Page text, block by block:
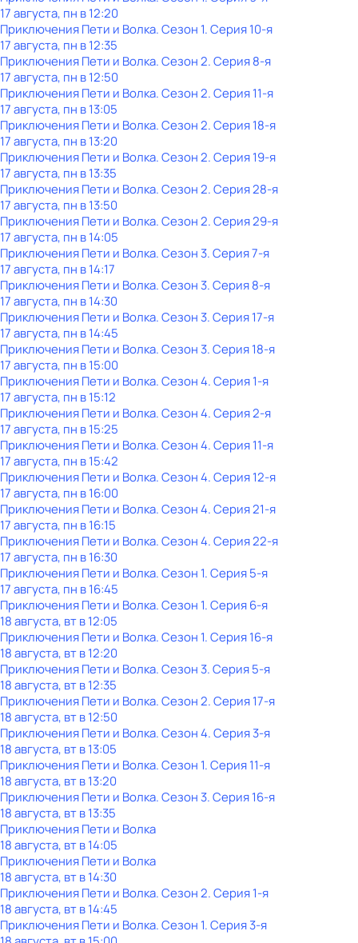
17 августа, пн в 12:20
Приключения Пети и Волка. Сезон 1. Серия 10-я
17 августа, пн в 12:35
Приключения Пети и Волка. Сезон 2. Серия 8-я
17 августа, пн в 12:50
Приключения Пети и Волка. Сезон 2. Серия 11-я
17 августа, пн в 13:05
Приключения Пети и Волка. Сезон 2. Серия 18-я
17 августа, пн в 13:20
Приключения Пети и Волка. Сезон 2. Серия 19-я
17 августа, пн в 13:35
Приключения Пети и Волка. Сезон 2. Серия 28-я
17 августа, пн в 13:50
Приключения Пети и Волка. Сезон 2. Серия 29-я
17 августа, пн в 14:05
Приключения Пети и Волка. Сезон 3. Серия 7-я
17 августа, пн в 14:17
Приключения Пети и Волка. Сезон 3. Серия 8-я
17 августа, пн в 14:30
Приключения Пети и Волка. Сезон 3. Серия 17-я
17 августа, пн в 14:45
Приключения Пети и Волка. Сезон 3. Серия 18-я
17 августа, пн в 15:00
Приключения Пети и Волка. Сезон 4. Серия 1-я
17 августа, пн в 15:12
Приключения Пети и Волка. Сезон 4. Серия 2-я
17 августа, пн в 15:25
Приключения Пети и Волка. Сезон 4. Серия 11-я
17 августа, пн в 15:42
Приключения Пети и Волка. Сезон 4. Серия 12-я
17 августа, пн в 16:00
Приключения Пети и Волка. Сезон 4. Серия 21-я
17 августа, пн в 16:15
Приключения Пети и Волка. Сезон 4. Серия 22-я
17 августа, пн в 16:30
Приключения Пети и Волка. Сезон 1. Серия 5-я
17 августа, пн в 16:45
Приключения Пети и Волка. Сезон 1. Серия 6-я
18 августа, вт в 12:05
Приключения Пети и Волка. Сезон 1. Серия 16-я
18 августа, вт в 12:20
Приключения Пети и Волка. Сезон 3. Серия 5-я
18 августа, вт в 12:35
Приключения Пети и Волка. Сезон 2. Серия 17-я
18 августа, вт в 12:50
Приключения Пети и Волка. Сезон 4. Серия 3-я
18 августа, вт в 13:05
Приключения Пети и Волка. Сезон 1. Серия 11-я
18 августа, вт в 13:20
Приключения Пети и Волка. Сезон 3. Серия 16-я
18 августа, вт в 13:35
Приключения Пети и Волка
18 августа, вт в 14:05
Приключения Пети и Волка
18 августа, вт в 14:30
Приключения Пети и Волка. Сезон 2. Серия 1-я
18 августа, вт в 14:45
Приключения Пети и Волка. Сезон 1. Серия 3-я